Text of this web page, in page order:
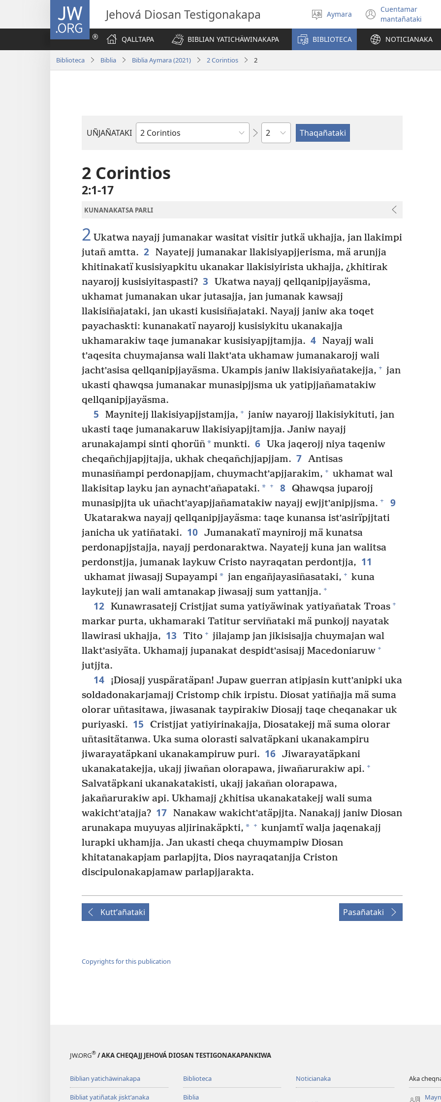
JW.ORG
Jehová Diosan Testigonakapa
Select
language
Aymara
Cuentamar
mantañataki
(opens
new
window)
QALLTAPA BIBLIAN YATICHÄWINAKAPA BIBLIOTECA NOTICIANAKA
Biblioteca Biblia Biblia Aymara (2021) 2 Corintios 2
UÑJAÑATAKI
Bibliankir
Capítulo
2 Corintios
2:1-17
KUNANAKATSA PARLI
2 Ukatwa nayajj jumanakar wasitat visitir jutkä ukhajja, jan llakimpi
jutañ amtta. 2 Nayatejj jumanakar llakisiyapjjerisma, mä arunjja
khitinakatï kusisiyapkitu ukanakar llakisiyirista ukhajja, ¿khitirak
nayarojj kusisiyitaspasti? 3
Ukatwa nayajj qellqanipjjayäsma,
ukhamat jumanakan ukar jutasajja, jan jumanak kawsajj
llakisiñajataki, jan ukasti kusisiñajataki. Nayajj janiw aka toqet
payachaskti: kunanakatï nayarojj kusisiykitu ukanakajja
ukhamarakiw taqe jumanakar kusisiyapjjtamjja. 4 Nayajj wali
tʼaqesita chuymajansa wali llaktʼata ukhamaw jumanakarojj wali
jachtʼasisa qellqanipjjayäsma. Ukampis janiw llakisiyañatakejja, + jan
ukasti qhawqsa jumanakar munasipjjsma uk yatipjjañamatakiw
qellqanipjjayäsma.
5 Maynitejj llakisiyapjjstamjja, + janiw nayarojj llakisiykituti, jan
ukasti taqe jumanakaruw llakisiyapjjtamjja. Janiw nayajj
arunakajampi sinti qhorüñ* munkti. 6 Uka jaqerojj niya taqeniw
cheqañchjjapjjtajja, ukhak cheqañchjjapjjam. 7 Antisas
munasiñampi perdonapjjam, chuymachtʼapjjarakim, + ukhamat wal
llakisitap layku jan aynachtʼañapataki. * + 8 Qhawqsa juparojj
munasipjjta uk uñachtʼayapjjañamatakiw nayajj ewjjtʼanipjjsma. + 9
Ukatarakwa nayajj qellqanipjjayäsma: taqe kunansa istʼasirïpjjtati
janicha uk yatiñataki. 10 Jumanakatï maynirojj mä kunatsa
perdonapjjstajja, nayajj perdonaraktwa. Nayatejj kuna jan walitsa
perdonstjja, jumanak laykuw Cristo nayraqatan perdontjja, 11
ukhamat jiwasajj Supayampi* jan engañjayasiñasataki, + kuna
laykutejj jan wali amtanakap jiwasajj sum yattanjja. +
12 Kunawrasatejj Cristjjat suma yatiyäwinak yatiyañatak Troas +
markar purta, ukhamaraki Tatitur serviñataki mä punkojj nayatak
llawirasi ukhajja, 13 Tito + jilajamp jan jikisisajja chuymajan wal
llaktʼasiyäta. Ukhamajj jupanakat despidtʼasisajj Macedoniaruw +
jutjjta.
14
¡Diosajj yuspäratäpan! Jupaw guerran atipjasin kuttʼanipki uka
soldadonakarjamajj Cristomp chik irpistu. Diosat yatiñajja mä suma
olorar uñtasitawa, jiwasanak taypirakiw Diosajj taqe cheqanakar uk
puriyaski. 15
Cristjjat yatiyirinakajja, Diosatakejj mä suma olorar
uñtasitätanwa. Uka suma olorasti salvatäpkani ukanakampiru
jiwarayatäpkani ukanakampiruw puri. 16 Jiwarayatäpkani
ukanakatakejja, ukajj jiwañan olorapawa, jiwañarurakiw api. +
Salvatäpkani ukanakatakisti, ukajj jakañan olorapawa,
jakañarurakiw api. Ukhamajj ¿khitisa ukanakatakejj wali suma
wakichtʼatajja? 17 Nanakaw wakichtʼatäpjjta. Nanakajj janiw Diosan
arunakapa muyuyas aljirinakäpkti, * + kunjamtï walja jaqenakajj
lurapki ukhamjja. Jan ukasti cheqa chuymampiw Diosan
khitatanakapjam parlapjjta, Dios nayraqatanjja Criston
discipulonakapjamaw parlapjjarakta.
Kuttʼañataki Pasañataki
Copyrights for this publication
JW.ORG® / AKA CHEQAJJ JEHOVÁ DIOSAN TESTIGONAKAPANKIWA
Biblian yatichäwinakapa
Bibliat yatiñatak jisktʼanaka
Biblioteca
Biblia
Noticianaka Aka